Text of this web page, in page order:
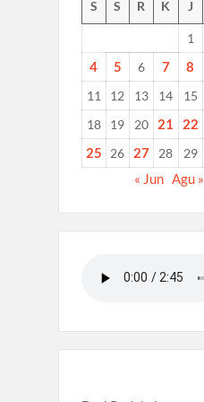
S S R K J
1
4 5 6 7 8
11 12 13 14 15
18
19 20 21 22
25
26 27 28 29
« Jun Agu »